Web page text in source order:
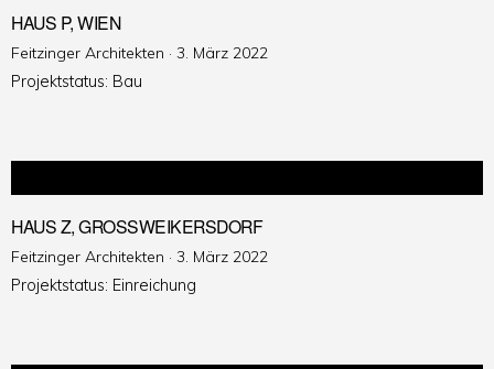
HAUS P, WIEN
Feitzinger Architekten · Veröffentlicht
3. März 2022
Projektstatus: Bau
HAUS Z, GROSSWEIKERSDORF
Feitzinger Architekten · Veröffentlicht
am
3. März 2022
Projektstatus: Einreichung